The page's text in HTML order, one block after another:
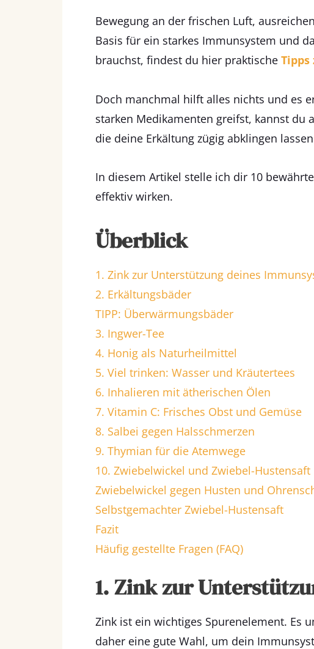
Bewegung an der frischen Luft,
Basis für ein starkes Immunsystem und
brauchst, findest du hier praktische Tipps
Doch manchmal hilft alles nichts und es
starken Medikamenten greifst, kannst du
die deine Erkältung zügig abklingen
In diesem Artikel stelle ich dir 10
effektiv wirken.
Überblick
1. Zink zur Unterstützung deines
2. Erkältungsbäder
TIPP: Überwärmungsbäder
3. Ingwer-Tee
4. Honig als Naturheilmittel
5. Viel trinken: Wasser und Kräutertees
6. Inhalieren mit ätherischen Ölen
7. Vitamin C: Frisches Obst und Gemüse
8. Salbei gegen Halsschmerzen
9. Thymian für die Atemwege
10. Zwiebelwickel und Zwiebel-Hustensaft
Zwiebelwickel gegen Husten und
Selbstgemachter Zwiebel-Hustensaft
Fazit
Häufig gestellte Fragen (FAQ)
1. Zink zur
Zink ist ein wichtiges Spurenelement. Es
daher eine gute Wahl, um dein